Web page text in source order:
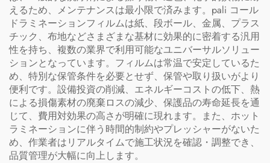
えるため、メンテナンスは最小限で済みます。pali コール
ドラミネーションフィルムは紙、段ボール、金属、プラス
チック、布地などさまざまな基材に効果的に密着する汎用
性を持ち、複数の業界で利用可能なユニバーサルソリュー
ションとなっています。フィルムは常温で安定しているた
め、特別な保管条件を必要とせず、保管や取り扱いがより
便利です。設備投資の削減、エネルギーコストの低下、熱
による損傷素材の廃棄ロスの減少、保護品の寿命延長を通
じて、費用対効果の高さが明確に現れます。また、ホット
ラミネーションに伴う時間的制約やプレッシャーがないた
め、作業者はリアルタイムで施工状況を確認・調整でき、
品質管理が大幅に向上します。